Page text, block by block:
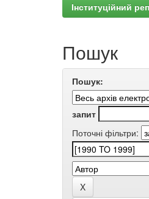
Інституційний
Пошук
Пошук:
запит
Поточні фільтри: